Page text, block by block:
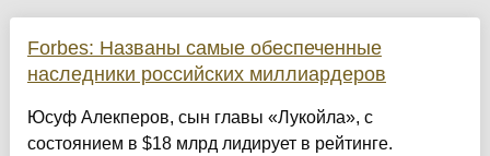
Forbes: Названы самые обеспеченные
наследники российских миллиардеров
Юсуф Алекперов, сын главы «Лукойла», с
состоянием в $18 млрд лидирует в рейтинге.